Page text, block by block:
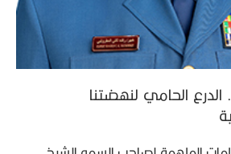
الدرع الحامي لنهضتنا